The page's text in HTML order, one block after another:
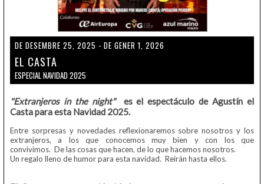
DE DESEMBRE 25, 2025 - DE GENER 1, 2026
EL CASTA
ESPECIAL NAVIDAD 2025
"Extranjeros in the night"es el espectáculo de Agustín el
Casta para esta Navidad 2025.
Entre sorpresas y novedades reflexionaremos sobre nosotros y los
extranjeros, a los que conocemos muy bien y con los que
convivimos. De las cosas que hacen, de lo que hacemos nosotros.
Un regalo lleno de humor para esta navidad. Reirán hasta ellos.